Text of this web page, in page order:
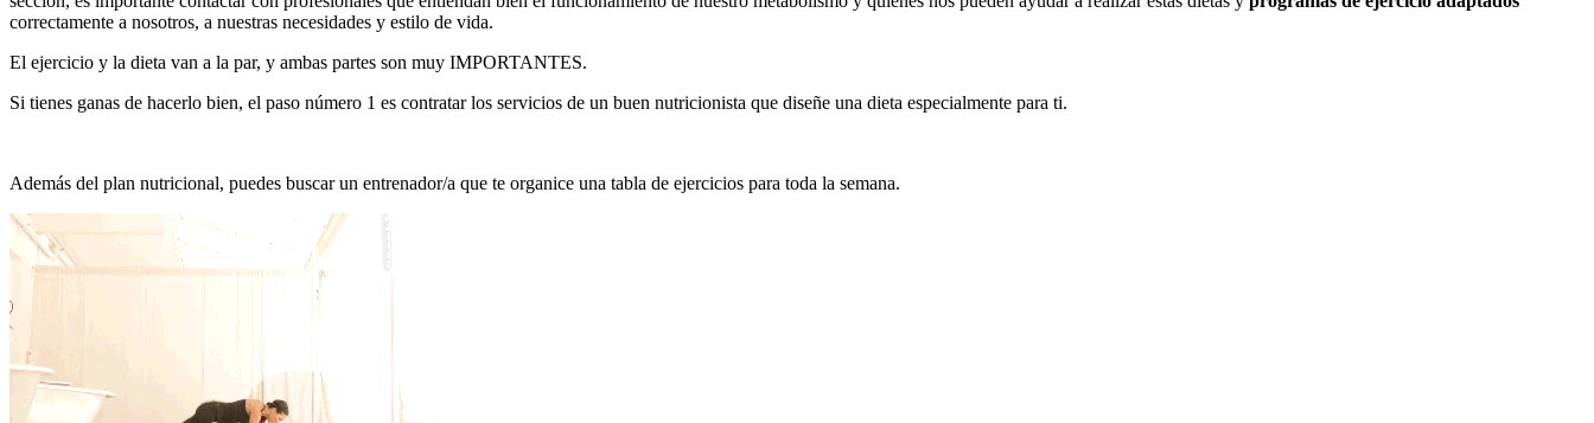
correctamente a nosotros, a nuestras necesidades y estilo de vida.
El ejercicio y la dieta van a la par, y ambas partes son muy IMPORTANTES.
Si tienes ganas de hacerlo bien, el paso número 1 es contratar los servicios de un buen nutricionista que diseñe una dieta especialmente para ti.
Además del plan nutricional, puedes buscar un entrenador/a que te organice una tabla de ejercicios para toda la semana.